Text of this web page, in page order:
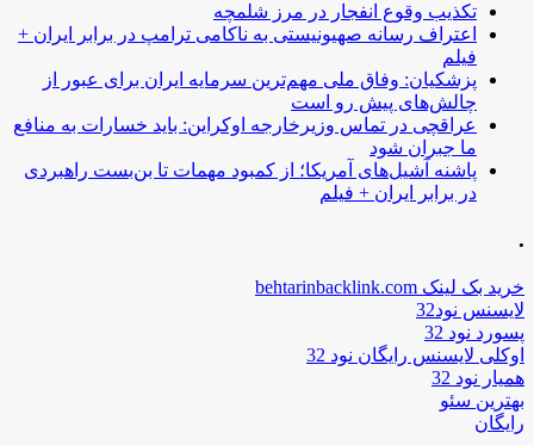
تکذیب وقوع انفجار در مرز شلمچه
اعتراف رسانه صهیونیستی به ناکامی ترامپ در برابر ایران +
فیلم
پزشکیان: وفاق ملی مهم‌ترین سرمایه ایران برای عبور از
چالش‌های پیش رو است
عراقچی در تماس وزیرخارجه اوکراین: باید خسارات به منافع
ما جبران شود
پاشنه آشیل‌های آمریکا؛ از کمبود مهمات تا بن‌بست راهبردی
در برابر ایران + فیلم
.
خرید بک لینک behtarinbacklink.com
لایسنس نود32
پسورد نود 32
اوکلی لایسنس رایگان نود 32
همیار نود 32
بهترین سئو
رایگان